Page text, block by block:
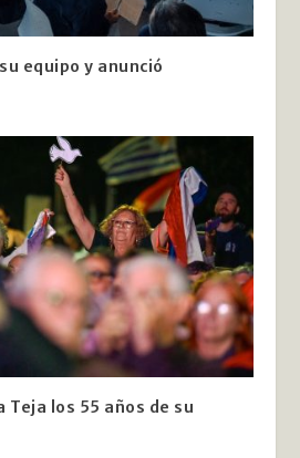
equipo y anunció
Teja los 55 años de su